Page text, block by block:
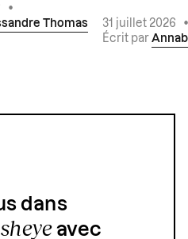
•
Thomas 31 juillet 2026
Écrit par
dans
avec